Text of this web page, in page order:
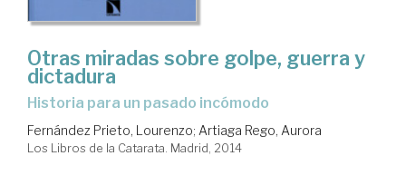
Otras miradas sobre golpe, guerra y
dictadura
historia para un pasado incómodo
Fernández Prieto, Lourenzo; Artiaga Rego, Aurora
Los Libros de la Catarata. Madrid, 2014